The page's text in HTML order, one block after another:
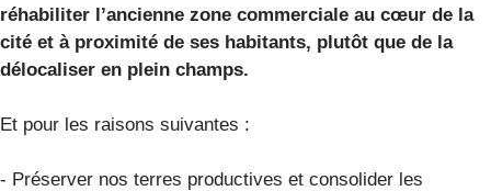
réhabiliter l’ancienne zone commerciale au cœur de la
cité et à proximité de ses habitants, plutôt que de la
délocaliser en plein champs.
Et pour les raisons suivantes :
- Préserver nos terres productives et consolider les